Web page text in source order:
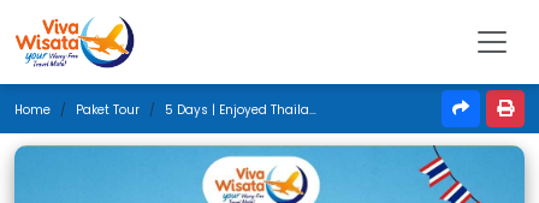
Home Paket Tour 5 Days | Enjoyed Thailand Holiday | Desember 2024